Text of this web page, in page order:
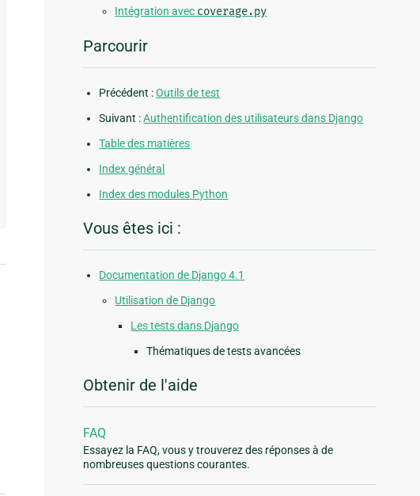
Intégration avec coverage.py
Parcourir
Précédent :Outils de test
Suivant :Authentification des utilisateurs dans Django
Table des matières
Index général
Index des modules Python
Vous êtes ici :
Documentation de Django 4.1
Utilisation de Django
Les tests dans Django
Thématiques de tests avancées
Obtenir de l'aide
FAQ
Essayez la FAQ, vous y trouverez des réponses à de
nombreuses questions courantes.